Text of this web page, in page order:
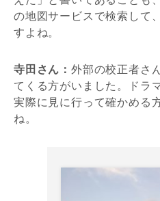
の地図サービスで検索して
すよね。
寺田さん： 外部の校正者さ
てくる方がいました。ドラ
実際に見に行って確かめる
ね。